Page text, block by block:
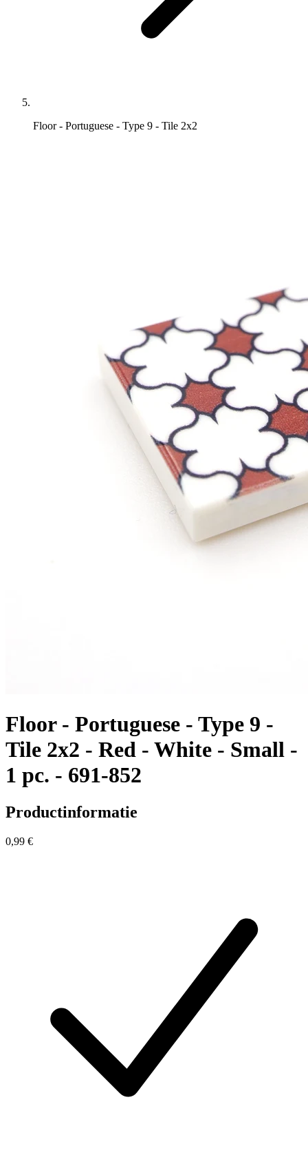
Floor - Portuguese - Type 9 - Tile 2x2
Floor - Portuguese - Type 9 -
Tile 2x2 - Red - White - Small -
1 pc. - 691-852
Productinformatie
0,99 €